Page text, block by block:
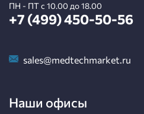
ПН - ПТ с 10.00 до 18.00
+7 (499) 450-50-56
sales@medtechmarket.ru
Наши офисы